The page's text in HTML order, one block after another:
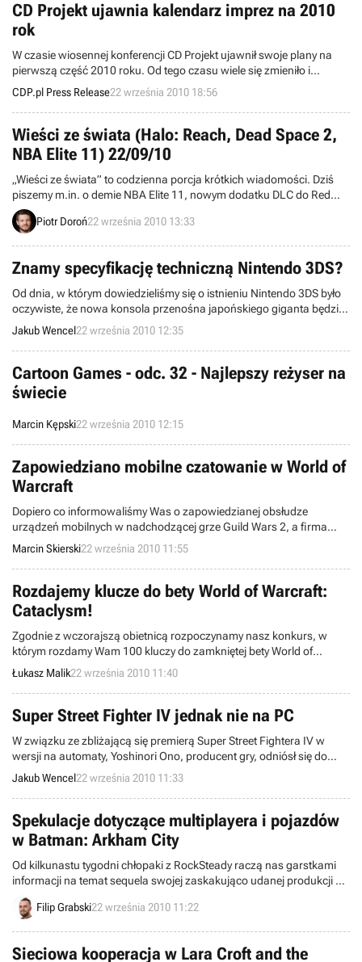
pozostałymi rywalami.
CD Projekt ujawnia kalendarz imprez na 2010
rok
W czasie wiosennej konferencji CD Projekt ujawnił swoje plany na
pierwszą część 2010 roku. Od tego czasu wiele się zmieniło i
nadeszła pora by ujawnić plany na końcówkę roku i początek 2011.
W miejsce zapowiadanej jednej jesiennej konferencji CD Projekt,
firma ma przyjemność zaprosić na szereg imprez prezentujących
poszczególne obszary działania. Oto kalendarz nadchodzacych
imprez:
CDP.pl Press Release22 września 2010 18:56
Wieści ze świata (Halo: Reach, Dead Space 2,
NBA Elite 11) 22/09/10
„Wieści ze świata” to codzienna porcja krótkich wiadomości. Dziś
piszemy m.in. o demie NBA Elite 11, nowym dodatku DLC do Red
Dead Redemption, świetnej sprzedaży Pokemon Black i White,
nowościach w Xbox Live, inwazji robaków na Wii, a także pełnej
Piotr Doroń22 września 2010 13:33
Znamy specyfikację techniczną Nintendo 3DS?
Od dnia, w którym dowiedzieliśmy się o istnieniu Nintendo 3DS było
oczywiste, że nowa konsola przenośna japońskiego giganta będzie
znacznie potężniejsza od swojej poprzedniczki. Jak bardzo? Dzięki
ciekawości serwisu amerykańskiego IGN, możemy już poznać
techniczną specyfikację następcy Nintendo DS.
Jakub Wencel22 września 2010 12:35
Cartoon Games - odc. 32 - Najlepszy reżyser na
świecie
Marcin Kępski22 września 2010 12:15
Zapowiedziano mobilne czatowanie w World of
Warcraft
Dopiero co informowaliśmy Was o zapowiedzianej obsłudze
urządzeń mobilnych w nadchodzącej grze Guild Wars 2, a firma
Blizzard już postanowiła przypuścić kontratak na wieści od
konkurencyjnego studia ArenaNet. Okazuje się, że podobna (choć
nieco mniej okazała) funkcjonalność niedługo pojawi się również w
World of Warcraft.
Marcin Skierski22 września 2010 11:55
Rozdajemy klucze do bety World of Warcraft:
Cataclysm!
Zgodnie z wczorajszą obietnicą rozpoczynamy nasz konkurs, w
którym rozdamy Wam 100 kluczy do zamkniętej bety World of
Warcraft: Cataclysm.
Łukasz Malik22 września 2010 11:40
Super Street Fighter IV jednak nie na PC
W związku ze zbliżającą się premierą Super Street Fightera IV w
wersji na automaty, Yoshinori Ono, producent gry, odniósł się do
możliwości wydania jej także w edycji na komputery osobiste.
Informacje o takich planach pojawiały się już jakiś czas temu, gdy
przy okazji premiery tytułu na Xboksa 360 i PlayStation 3, Capcom
ogłosił, że pracuje nad wersją Arcade.
Jakub Wencel22 września 2010 11:33
Spekulacje dotyczące multiplayera i pojazdów
w Batman: Arkham City
Od kilkunastu tygodni chłopaki z RockSteady raczą nas garstkami
informacji na temat sequela swojej zaskakująco udanej produkcji o
Batmanie. Co nowego wiadomo o Arkham City?
Filip Grabski22 września 2010 11:22
Sieciowa kooperacja w Lara Croft and the